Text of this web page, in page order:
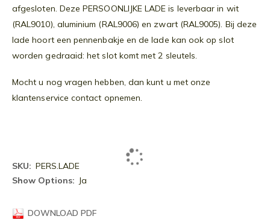
afgesloten. Deze PERSOONLIJKE LADE is leverbaar in wit
(RAL9010), aluminium (RAL9006) en zwart (RAL9005). Bij deze
lade hoort een pennenbakje en de lade kan ook op slot
worden gedraaid: het slot komt met 2 sleutels.
Mocht u nog vragen hebben, dan kunt u met onze
klantenservice contact opnemen.
Meer
informatie
PERS.LADE
Ja
DOWNLOAD PDF